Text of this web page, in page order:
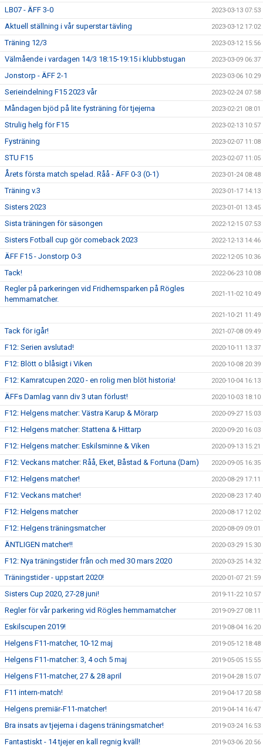
LB07 - ÄFF 3-0 2023-03-13 07:53
Aktuell ställning i vår superstar tävling 2023-03-12 17:02
Träning 12/3 2023-03-12 15:56
Välmående i vardagen 14/3 18:15-19:15 i klubbstugan 2023-03-09 06:37
Jonstorp - ÄFF 2-1 2023-03-06 10:29
Serieindelning F15 2023 vår 2023-02-24 07:58
Måndagen bjöd på lite fysträning för tjejerna 2023-02-21 08:01
Strulig helg för F15 2023-02-13 10:57
Fysträning 2023-02-07 11:08
STU F15 2023-02-07 11:05
Årets första match spelad. Råå - ÄFF 0-3 (0-1) 2023-01-24 08:48
Träning v.3 2023-01-17 14:13
Sisters 2023 2023-01-01 13:45
Sista träningen för säsongen 2022-12-15 07:53
Sisters Fotball cup gör comeback 2023 2022-12-13 14:46
ÄFF F15 - Jonstorp 0-3 2022-12-05 10:36
Tack! 2022-06-23 10:08
Regler på parkeringen vid Fridhemsparken på Rögles
hemmamatcher.
2021-11-02 10:49
2021-10-21 11:49
Tack för igår! 2021-07-08 09:49
F12: Serien avslutad! 2020-10-11 13:37
F12: Blött o blåsigt i Viken 2020-10-08 20:39
F12: Kamratcupen 2020 - en rolig men blöt historia! 2020-10-04 16:13
ÄFFs Damlag vann div 3 utan förlust! 2020-10-03 18:10
F12: Helgens matcher: Västra Karup & Mörarp 2020-09-27 15:03
F12: Helgens matcher: Stattena & Hittarp 2020-09-20 16:03
F12: Helgens matcher: Eskilsminne & Viken 2020-09-13 15:21
F12: Veckans matcher: Råå, Eket, Båstad & Fortuna (Dam) 2020-09-05 16:35
F12: Helgens matcher! 2020-08-29 17:11
F12: Veckans matcher! 2020-08-23 17:40
F12: Helgens matcher 2020-08-17 12:02
F12: Helgens träningsmatcher 2020-08-09 09:01
ÄNTLIGEN matcher!! 2020-03-29 15:30
F12: Nya träningstider från och med 30 mars 2020 2020-03-25 14:32
Träningstider - uppstart 2020! 2020-01-07 21:59
Sisters Cup 2020, 27-28 juni! 2019-11-22 10:57
Regler för vår parkering vid Rögles hemmamatcher 2019-09-27 08:11
Eskilscupen 2019! 2019-08-04 16:20
Helgens F11-matcher, 10-12 maj 2019-05-12 18:48
Helgens F11-matcher: 3, 4 och 5 maj 2019-05-05 15:55
Helgens F11-matcher, 27 & 28 april 2019-04-28 15:07
F11 intern-match! 2019-04-17 20:58
Helgens premiär-F11-matcher! 2019-04-14 16:47
Bra insats av tjejerna i dagens träningsmatcher! 2019-03-24 16:53
Fantastiskt - 14 tjejer en kall regnig kväll! 2019-03-06 20:56